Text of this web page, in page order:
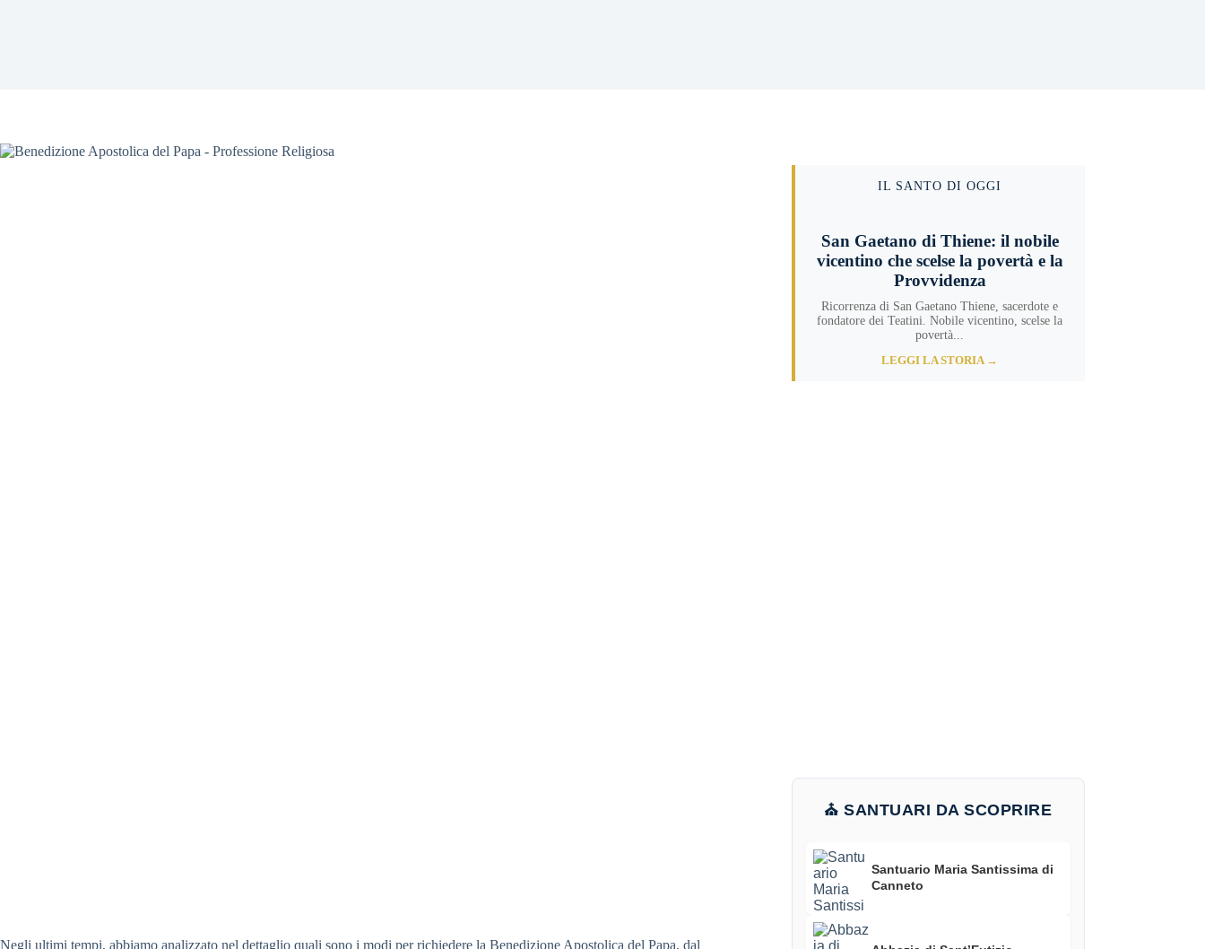
Negli ultimi tempi, abbiamo analizzato nel dettaglio quali sono i modi per richiedere la Benedizione Apostolica del Papa, dal
IL SANTO DI OGGI
San Gaetano di Thiene: il nobile
vicentino che scelse la povertà e la
Provvidenza
Ricorrenza di San Gaetano Thiene, sacerdote e
fondatore dei Teatini. Nobile vicentino, scelse la
povertà...
LEGGI LA STORIA →
⛪ SANTUARI DA SCOPRIRE
Santuario Maria Santissima di
Canneto